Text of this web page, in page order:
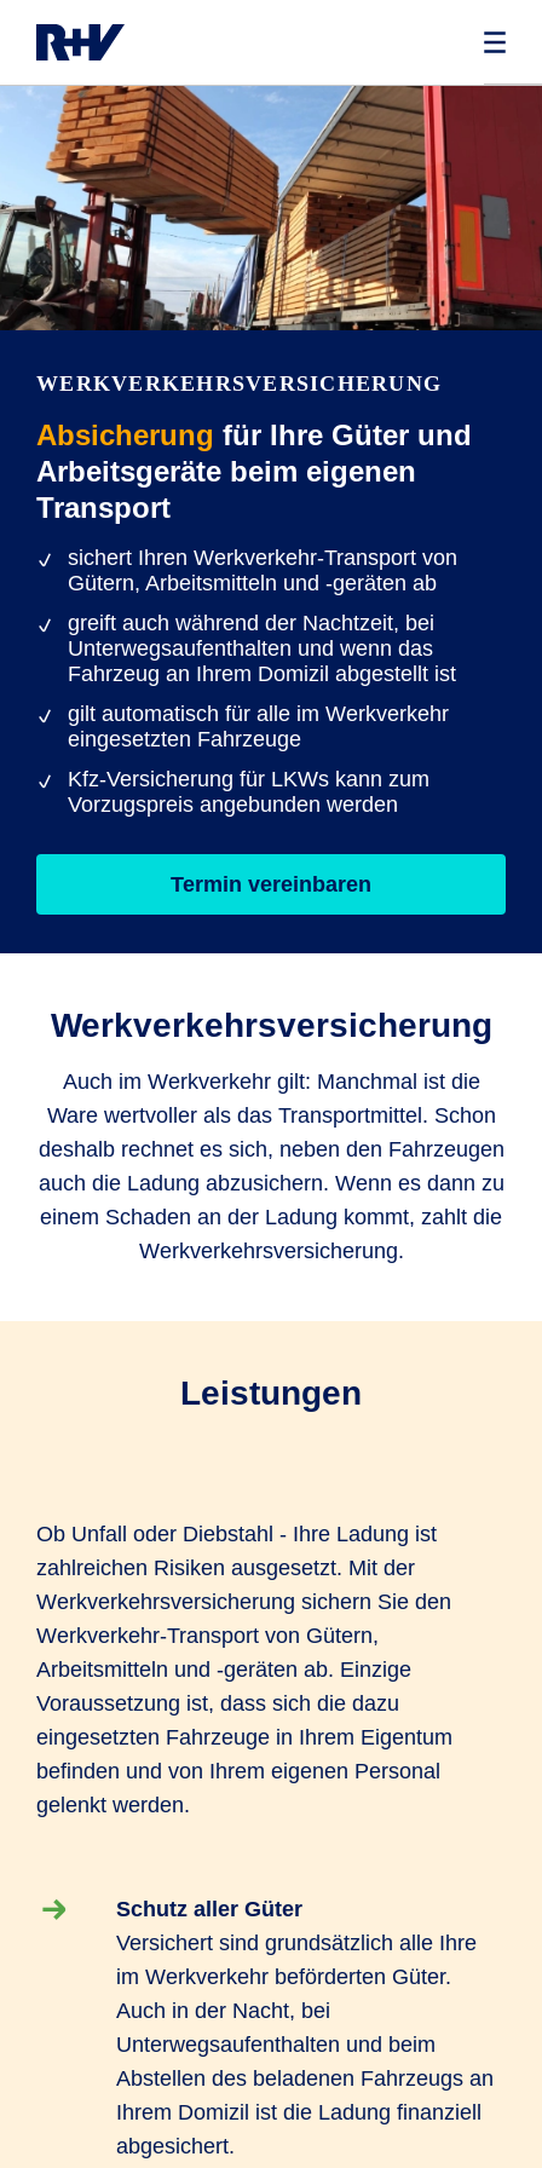
WERKVERKEHRS­VERSICHERUNG
Absicherung für Ihre Güter und
Arbeitsgeräte beim eigenen
Transport
sichert Ihren Werkverkehr-Transport von
Gütern, Arbeitsmitteln und -geräten ab
greift auch während der Nachtzeit, bei
Unterwegs­aufenthalten und wenn das
Fahrzeug an Ihrem Domizil abgestellt ist
gilt automatisch für alle im Werkverkehr
eingesetzten Fahrzeuge
Kfz-Versicherung für LKWs kann zum
Vorzugspreis angebunden werden
Termin vereinbaren
Werkverkehrs­versicherung
Auch im Werkverkehr gilt: Manchmal ist die
Ware wertvoller als das Transportmittel. Schon
deshalb rechnet es sich, neben den Fahrzeugen
auch die Ladung abzusichern. Wenn es dann zu
einem Schaden an der Ladung kommt, zahlt die
Werkverkehrsversicherung.
Leistungen
Ob Unfall oder Diebstahl - Ihre Ladung ist
zahlreichen Risiken ausgesetzt. Mit der
Werkverkehrsversicherung sichern Sie den
Werkverkehr-Transport von Gütern,
Arbeitsmitteln und -geräten ab. Einzige
Voraussetzung ist, dass sich die dazu
eingesetzten Fahrzeuge in Ihrem Eigentum
befinden und von Ihrem eigenen Personal
gelenkt werden.
Schutz aller Güter
Versichert sind grundsätzlich alle Ihre
im Werkverkehr beförderten Güter.
Auch in der Nacht, bei
Unterwegsaufenthalten und beim
Abstellen des beladenen Fahrzeugs an
Ihrem Domizil ist die Ladung finanziell
abgesichert.